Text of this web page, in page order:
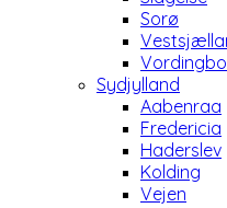
Sorø
Sydjylland
Aabenraa
Fredericia
Haderslev
Kolding
Vejen